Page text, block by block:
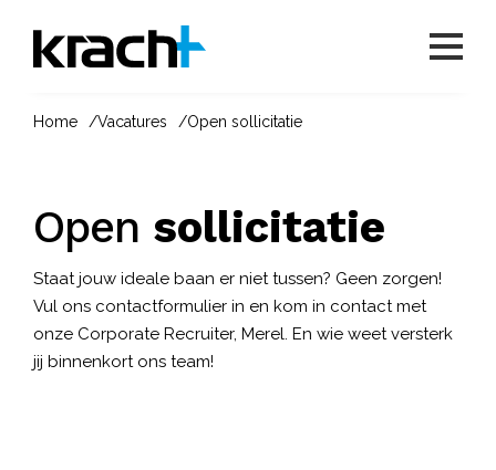
Home Vacatures Open sollicitatie
Open sollicitatie
Staat jouw ideale baan er niet tussen? Geen zorgen!
Vul ons contactformulier in en kom in contact met
onze Corporate Recruiter, Merel. En wie weet versterk
jij binnenkort ons team!